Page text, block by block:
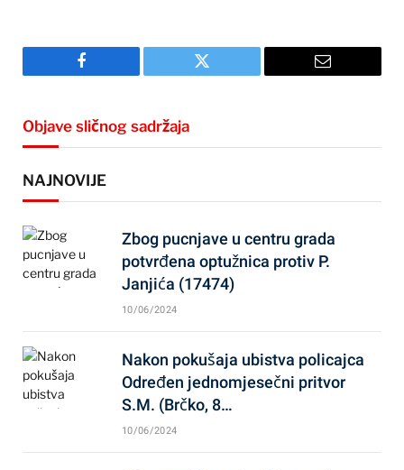
Facebook Twitter Email
Objave sličnog sadržaja
NAJNOVIJE
Zbog pucnjave u centru grada
potvrđena optužnica protiv P.
Janjića (17474)
10/06/2024
Nakon pokušaja ubistva policajca
Određen jednomjesečni pritvor
S.M. (Brčko, 8…
10/06/2024